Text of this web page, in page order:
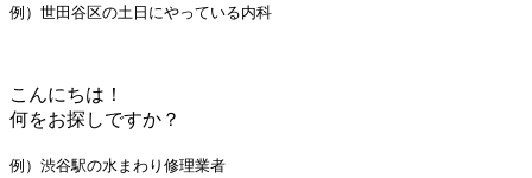
例）世田谷区の土日にやっている内科
こんにちは！
何をお探しですか？
例）渋谷駅の水まわり修理業者